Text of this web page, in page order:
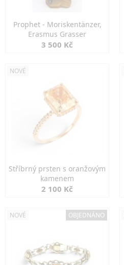
Prophet - Moriskentänzer,
Erasmus Grasser
3 500 Kč
NOVÉ
Stříbrný prsten s oranžovým
kamenem
2 100 Kč
NOVÉ OBJEDNÁNO